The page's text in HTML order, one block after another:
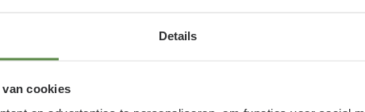
Details
cookies
relatief eenvoudig.
een compacte groei,